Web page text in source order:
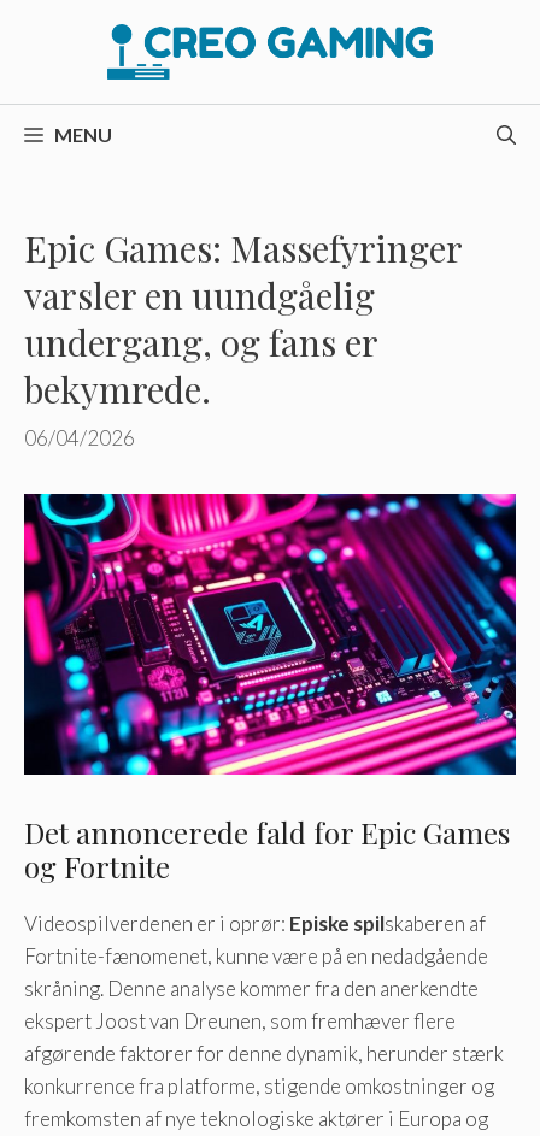
MENU
Epic Games: Massefyringer
varsler en uundgåelig
undergang, og fans er
bekymrede.
06/04/2026
Det annoncerede fald for Epic Games
og Fortnite
Videospilverdenen er i oprør: Episke spilskaberen af ​​
Fortnite-fænomenet, kunne være på en nedadgående
skråning. Denne analyse kommer fra den anerkendte
ekspert Joost van Dreunen, som fremhæver flere
afgørende faktorer for denne dynamik, herunder stærk
konkurrence fra platforme, stigende omkostninger og
fremkomsten af ​​nye teknologiske aktører i Europa og